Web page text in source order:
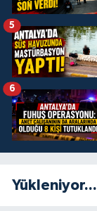
5
6
Yükleniyor...